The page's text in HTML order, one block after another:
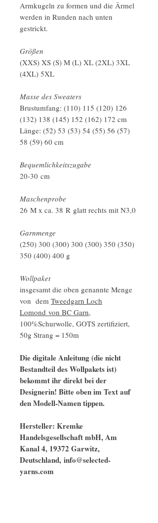
Armkugeln zu formen und die Ärmel
werden in Runden nach unten
gestrickt.
Größen
(XXS) XS (S) M (L) XL (2XL) 3XL
(4XL) 5XL
Masse des Sweaters
Brustumfang: (110) 115 (120) 126
(132) 138 (145) 152 (162) 172 cm
Länge: (52) 53 (53) 54 (55) 56 (57)
58 (59) 60 cm
Bequemlichkeitszugabe
20-30 cm
Maschenprobe
26 M x ca. 38 R glatt rechts mit N3,0
Garnmenge
(250) 300 (300) 300 (300) 350 (350)
350 (400) 400 g
Wollpaket
insgesamt die oben genannte Menge
von dem Tweedgarn Loch
Lomond von BC Garn,
100%Schurwolle, GOTS zertifiziert,
50g Strang = 150m
Die digitale Anleitung (die nicht
Bestandteil des Wollpakets ist)
bekommt ihr direkt bei der
Designerin! Bitte oben im Text auf
den Modell-Namen tippen.
Hersteller: Kremke
Handelsgesellschaft mbH, Am
Kanal 4, 19372 Garwitz,
Deutschland, info@selected-
yarns.com